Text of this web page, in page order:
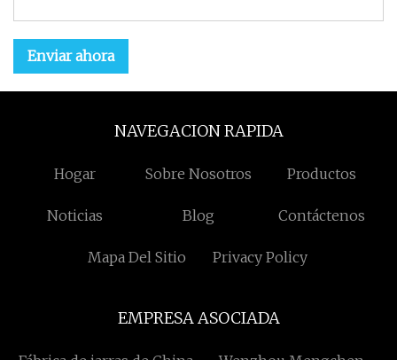
Enviar ahora
NAVEGACION RAPIDA
Hogar Sobre Nosotros Productos
Noticias Blog Contáctenos
Mapa Del Sitio Privacy Policy
EMPRESA ASOCIADA